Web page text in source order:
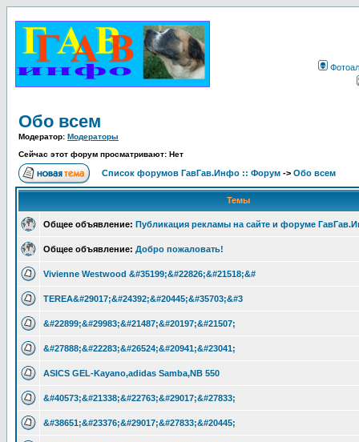
Обо всем
Модератор: Модераторы
Сейчас этот форум просматривают: Нет
Список форумов ГавГав.Инфо :: Форум -> Обо всем
Темы
Общее объявление: Публикация рекламы на сайте и форуме
Общее объявление: Добро пожаловать!
Vivienne Westwood &#35199;&#22826;&#21518;&#
TEREA&#29017;&#24392;&#20445;&#35703;&#3
&#22899;&#29983;&#21487;&#20197;&#21507;
&#27888;&#22283;&#26524;&#20941;&#23041;
ASICS GEL-Kayano,adidas Samba,NB 550
&#40573;&#21338;&#22763;&#29017;&#27833;
&#38651;&#23376;&#29017;&#27833;&#20445;